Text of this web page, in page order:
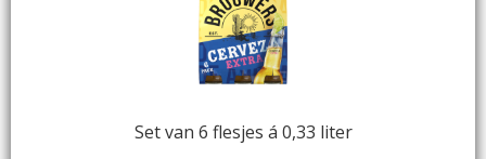
Set van 6 flesjes á 0,33 liter